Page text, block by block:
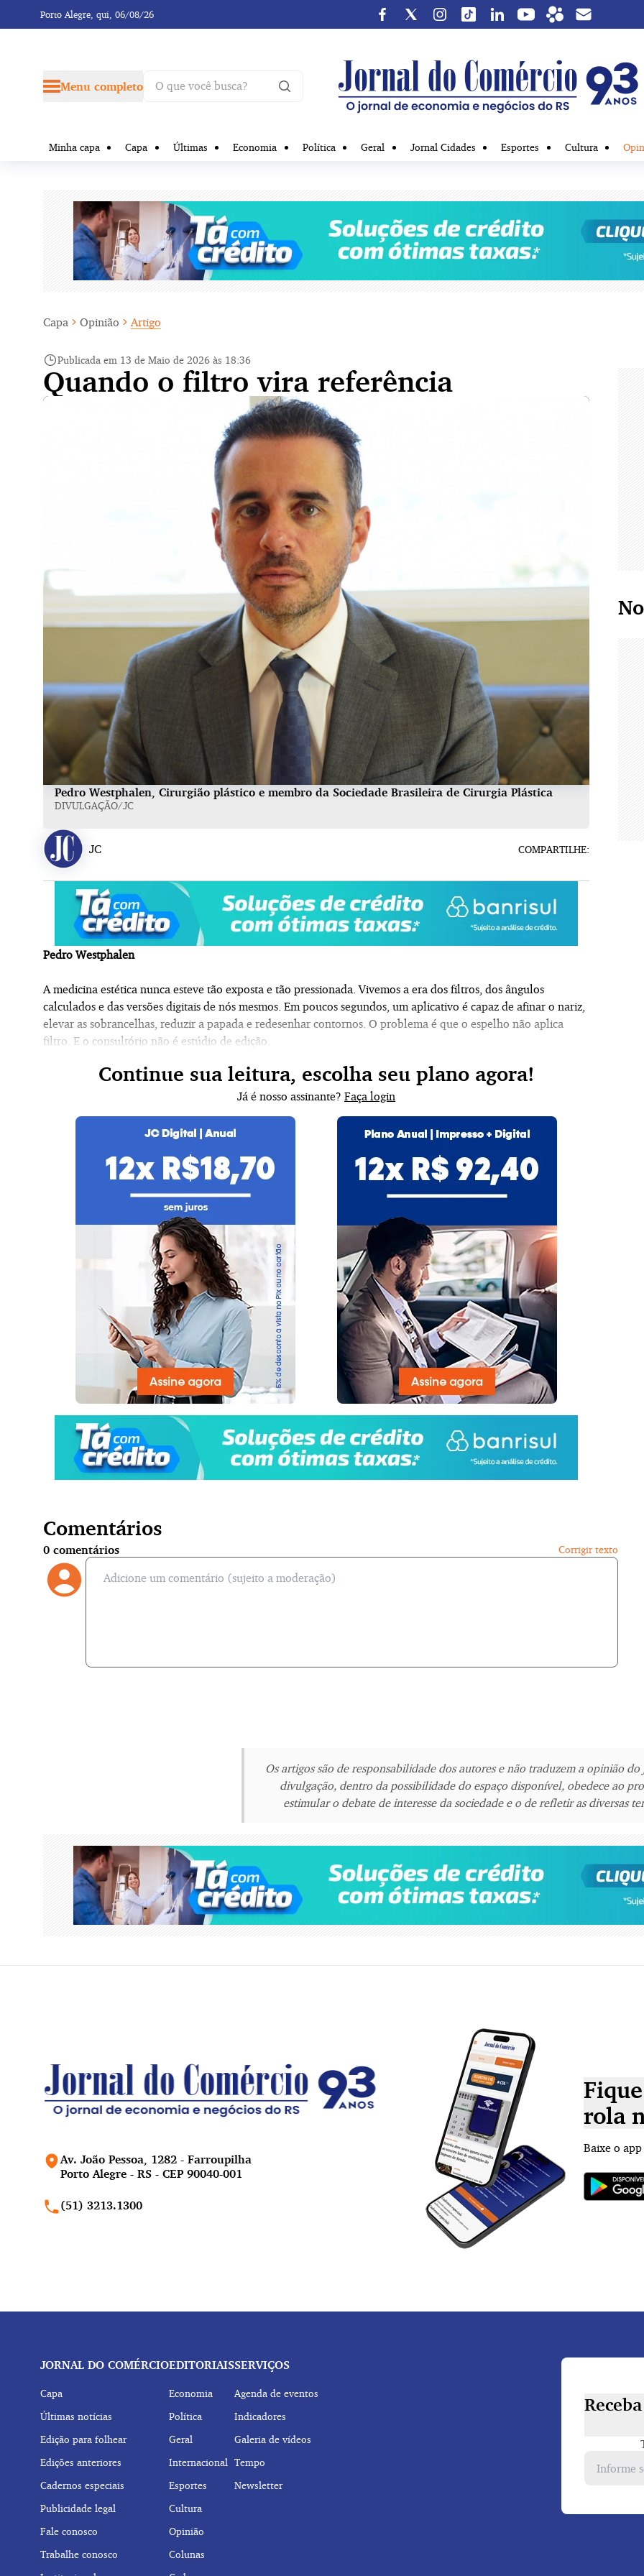
Porto Alegre, qui, 06/08/26
Menu completo
Minha capa Capa Últimas Economia Política Geral Jornal Cidades Esportes Cultura
Capa Opinião Artigo
Publicada em 13 de Maio de 2026 às 18:36
Quando o filtro vira referência
Pedro Westphalen, Cirurgião plástico e membro da Sociedade Brasileira de Cirurgia Plástica
DIVULGAÇÃO/JC
COMPARTILHE:
JC
Pedro Westphalen
A medicina estética nunca esteve tão exposta e tão pressionada. Vivemos a era dos filtros, dos ângulos
calculados e das versões digitais de nós mesmos. Em poucos segundos, um aplicativo é capaz de afinar o nariz,
elevar as sobrancelhas, reduzir a papada e redesenhar contornos. O problema é que o espelho não aplica
filtro. E o consultório não é estúdio de edição.
Continue sua leitura, escolha seu plano agora!
Já é nosso assinante? Faça login
Comentários
0 comentários Corrigir texto
Os artigos são de responsabilidade dos autores e não traduzem a opinião do
divulgação, dentro da possibilidade do espaço disponível, obedece ao
estimular o debate de interesse da sociedade e o de refletir as diversas
Av. João Pessoa, 1282 - Farroupilha
Porto Alegre - RS - CEP 90040-001
(51) 3213.1300
rola
Baixe o
JORNAL DO COMÉRCIO
Capa
Últimas notícias
Edição para folhear
Edições anteriores
Cadernos especiais
Publicidade legal
Fale conosco
Trabalhe conosco
EDITORIAIS
Economia
Política
Geral
Internacional
Esportes
Cultura
Opinião
Colunas
SERVIÇOS
Agenda de eventos
Indicadores
Galeria de vídeos
Tempo
Newsletter